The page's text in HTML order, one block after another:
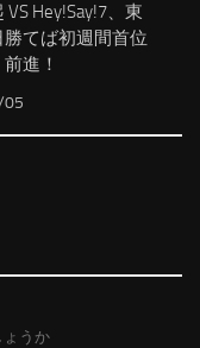
Hey!Say!7、東
てば初週間首位
進！
ょうか